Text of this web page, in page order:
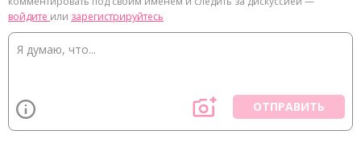
войдите или зарегистрируйтесь
ОТПРАВИТЬ